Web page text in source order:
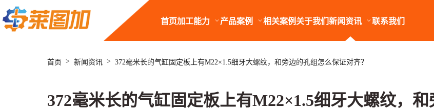
首页加工能力 产品案例 相关案例 关于我们新闻资讯 联系我们
首页 > 新闻资讯 > 372毫米长的气缸固定板上有M22×1.5细牙大螺纹，和旁边的孔组怎么保证对齐？
372毫米长的气缸固定板上有M22×1.5细牙大螺纹，和